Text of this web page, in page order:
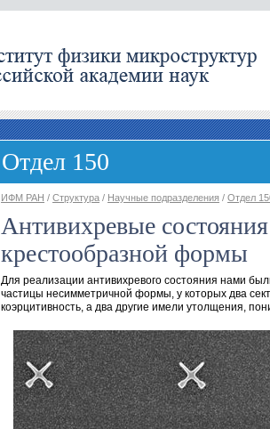
Отдел 150
ИФМ РАН /Структура / Научные подразделения /Отдел
Антивихревые
крестообразной формы
Для реализацииантивихревого состояния нами
частицы несимметричной формы, у которых два
коэрцитивность, а два другие имели утолщения,